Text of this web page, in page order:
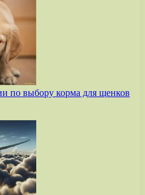
по выбору корма для щенков